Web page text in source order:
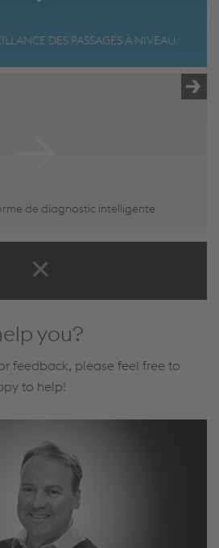
DES PASSAGES À NIVEAU
de diagnostic intelligente
you?
feedback, please feel free to
to help!